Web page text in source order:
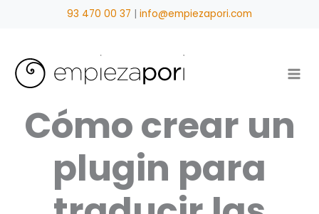
93 470 00 37 | info@empiezapori.com
Cómo crear un
plugin para